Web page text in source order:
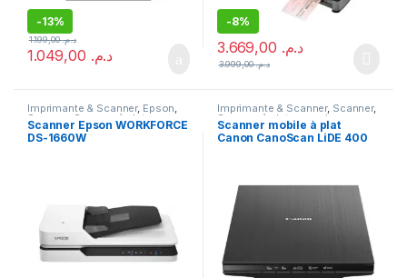
-13%
د.م.
د.م.1.199,00
-8%
د.م.
د.م.3.999,00
Imprimante & Scanner, Epson,
Scanner Scanner à plat avec
chargeur automatique
Scanner Epson WORKFORCE
DS-1660W
Imprimante & Scanner, Scanner,
Scanner à plat sans chargeur
Scanner mobile à plat
Canon CanoScan LiDE 400